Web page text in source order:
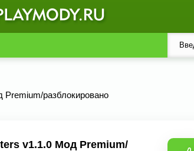
разблокировано
v1.1.0 Мод Premium/